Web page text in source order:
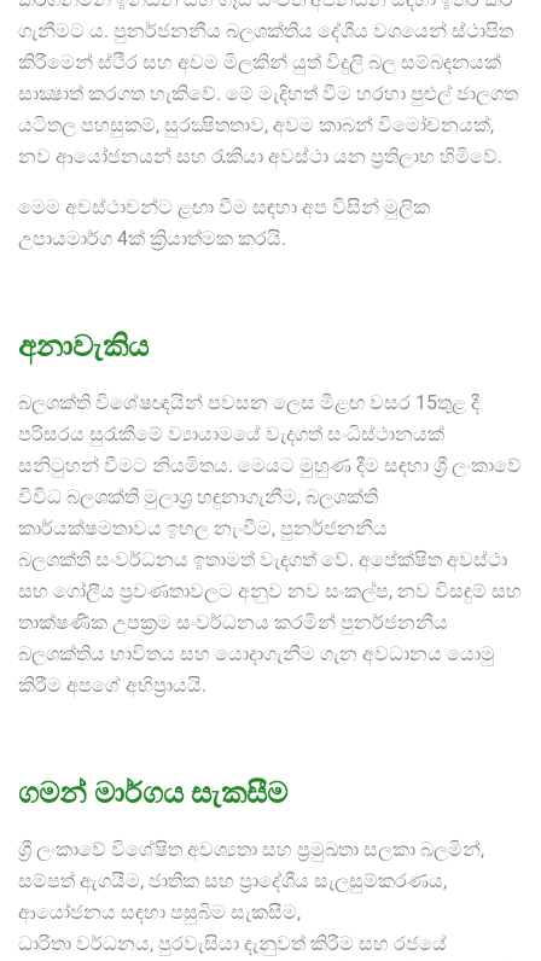
ගැනීමට ය. පුනර්ජනනීය බලශක්තිය දේශීය වශයෙන් ස්ථාපිත
කිරීමෙන් ස්ථිර සහ අවම මිලකින් යුත් විදුලි බල සම්බදනයක්
සාක්‍ෂාත් කරගත හැකිවේ. මේ මැදිහත් වීම හරහා පුළුල් ජාලගත
යටිතල පහසුකම්, සුරක්‍ෂිතතාව, අවම කාබන් විමෝචනයක්,
නව ආයෝජනයන් සහ රැකියා අවස්ථා යන ප්‍රතිලාභ හිමිවේ.
මෙම අවස්ථාවන්ට ළඟා වීම සඳහා අප විසින් මුලික
උපායමාර්ග 4ක් ක්‍රියාත්මක කරයි.
අනාවැකිය
බලශක්ති විශේෂඥයින් පවසන ලෙස මීළඟ වසර 15තුළ දී
පරිසරය සුරැකීමේ ව්‍යායාමයේ වැදගත් සංධිස්ථානයක්
සනිටුහන් වීමට නියමිතය. මෙයට මුහුණ දීම සඳහා ශ්‍රී ලංකාවේ
විවිධ බලශක්ති මුලාශ්‍ර හඳුනාගැනීම, බලශක්ති
කාර්යක්ෂමතාවය ඉහල නැංවීම, පුනර්ජනනීය
බලශක්ති සංවර්ධනය ඉතාමත් වැදගත් වේ. අපේක්ෂිත අවස්ථා
සහ ගෝලීය ප්‍රවණතාවලට අනුව නව සංකල්ප, නව විසඳුම් සහ
තාක්ෂණික උපක්‍රම සංවර්ධනය කරමින් පුනර්ජනනීය
බලශක්තිය භාවිතය සහ යොදාගැනීම ගැන අවධානය යොමු
කිරීම අපගේ අභිප්‍රායයි.
ගමන් මාර්ගය සැකසීම
ශ්‍රී ලංකාවේ විශේෂිත අවශ්‍යතා සහ ප්‍රමුඛතා සලකා බලමින්,
සම්පත් ඇගයීම, ජාතික සහ ප්‍රාදේශීය සැලසුම්කරණය,
ආයෝජනය සඳහා පසුබිම සැකසීම,
ධාරිතා වර්ධනය, පුරවැසියා දැනුවත් කිරීම සහ රජයේ